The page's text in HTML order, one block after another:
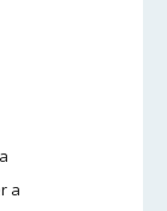
a